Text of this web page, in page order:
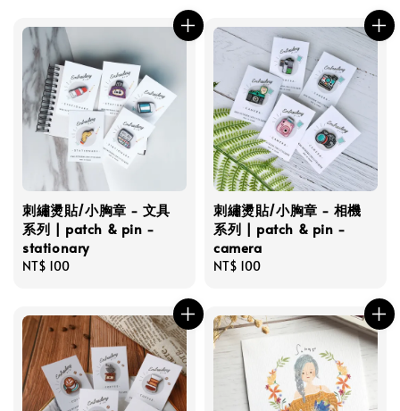
刺繡燙貼/小胸章 - 文具
系列 | patch & pin -
stationary
Regular
NT$ 100
刺繡燙貼/小胸章 - 相機
系列 | patch & pin -
camera
Regular
NT$ 100